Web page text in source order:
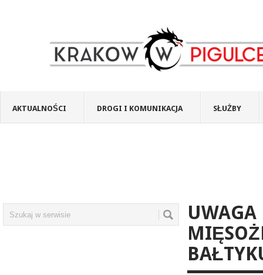
AKTUALNOŚCI DROGI I KOMUNIKACJA SŁUŻBY
UWAGA